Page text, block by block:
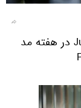
مدل در حال نمایش کلکسیون Julien Fournie در هفته مد